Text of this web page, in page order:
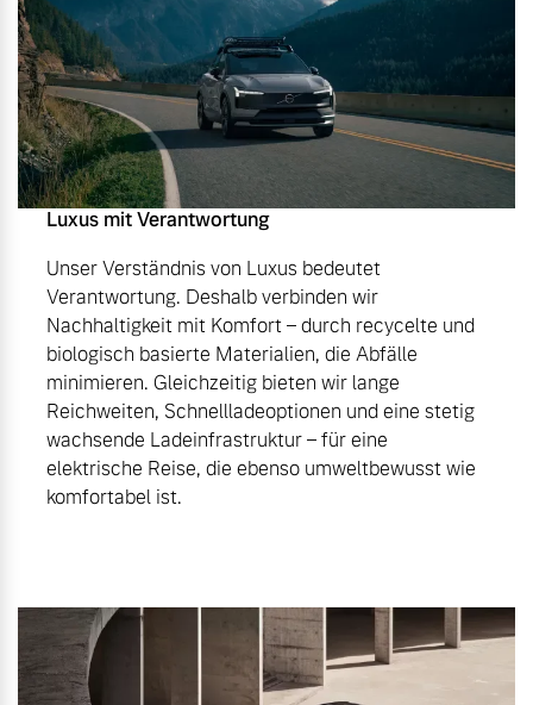
Luxus mit Verantwortung
Unser Verständnis von Luxus bedeutet
Verantwortung. Deshalb verbinden wir
Nachhaltigkeit mit Komfort – durch recycelte und
biologisch basierte Materialien, die Abfälle
minimieren. Gleichzeitig bieten wir lange
Reichweiten, Schnellladeoptionen und eine stetig
wachsende Ladeinfrastruktur – für eine
elektrische Reise, die ebenso umweltbewusst wie
komfortabel ist.